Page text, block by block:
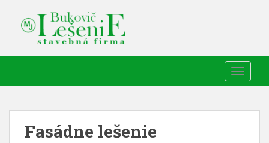
Fasádne lešenie